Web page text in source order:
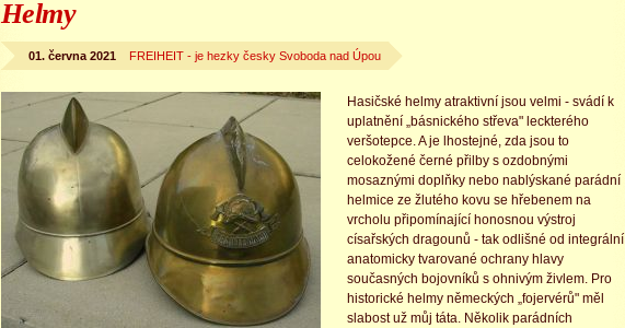
Helmy
01. června 2021 FREIHEIT - je hezky česky Svoboda nad Úpou
Hasičské helmy atraktivní jsou velmi - svádí k
uplatnění „básnického střeva" leckterého
veršotepce. A je lhostejné, zda jsou to
celokožené černé přilby s ozdobnými
mosaznými doplňky nebo nablýskané parádní
helmice ze žlutého kovu se hřebenem na
vrcholu připomínající honosnou výstroj
císařských dragounů - tak odlišné od integrální
anatomicky tvarované ochrany hlavy
současných bojovníků s ohnivým živlem. Pro
historické helmy německých „fojervérů" měl
slabost už můj táta. Několik parádních